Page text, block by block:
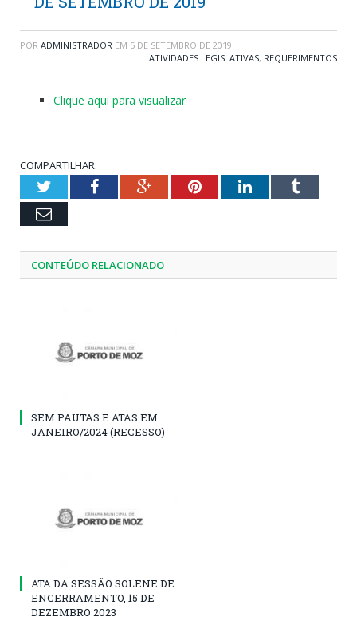
POR ADMINISTRADOR EM 5 DE SETEMBRO DE 2019
ATIVIDADES LEGISLATIVAS, REQUERIMENTOS
Clique aqui para visualizar
COMPARTILHAR:
TwitterFacebookGoogle+PinterestLinkedInTumblr
Email
CONTEÚDO RELACIONADO
SEM PAUTAS E ATAS EM
JANEIRO/2024 (RECESSO)
ATA DA SESSÃO SOLENE DE
ENCERRAMENTO, 15 DE
DEZEMBRO 2023